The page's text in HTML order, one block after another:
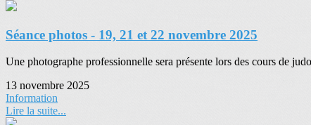
Séance photos - 19, 21 et 22 novembre 2025
Une photographe professionnelle sera présente lors des cours de
13 novembre 2025
Information
Lire la suite...